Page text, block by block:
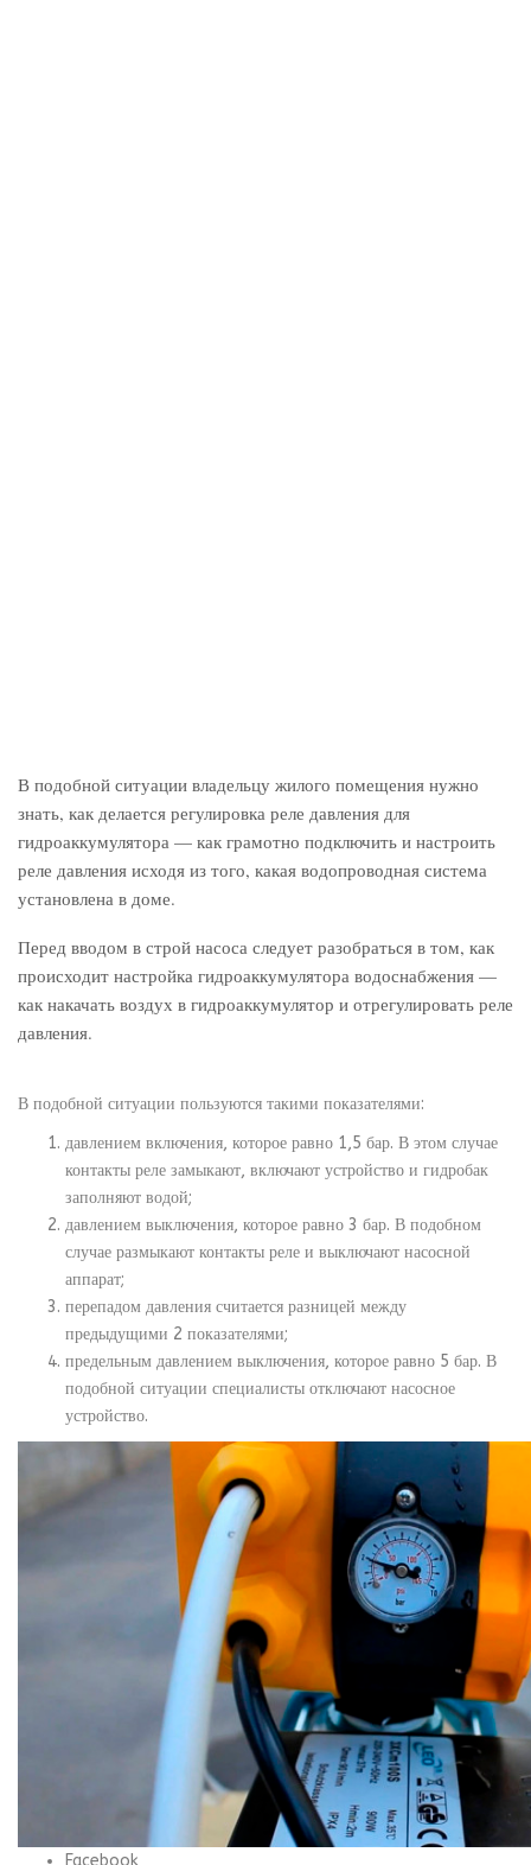
В подобной ситуации владельцу жилого помещения нужно
знать, как делается регулировка реле давления для
гидроаккумулятора — как грамотно подключить и настроить
реле давления исходя из того, какая водопроводная система
установлена в доме.
Перед вводом в строй насоса следует разобраться в том, как
происходит настройка гидроаккумулятора водоснабжения —
как накачать воздух в гидроаккумулятор и отрегулировать реле
давления.
В подобной ситуации пользуются такими показателями:
давлением включения, которое равно 1,5 бар. В этом случае
контакты реле замыкают, включают устройство и гидробак
заполняют водой;
давлением выключения, которое равно 3 бар. В подобном
случае размыкают контакты реле и выключают насосной
аппарат;
перепадом давления считается разницей между
предыдущими 2 показателями;
предельным давлением выключения, которое равно 5 бар. В
подобной ситуации специалисты отключают насосное
устройство.
Facebook